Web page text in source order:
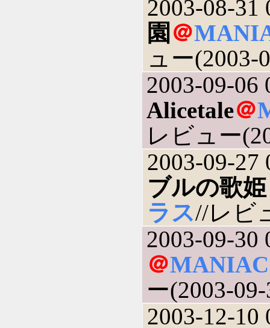
2003-08-31
園 ＠
ュー(2003-
2003-09-06
Alicetale＠
レビュー
2003-09-27
ブルの歌
ラス//レビ
2003-09-30
＠
ー(2003-
2003-12-10